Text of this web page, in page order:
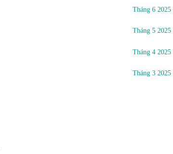
Tháng 6 2025
Tháng 5 2025
Tháng 4 2025
Tháng 3 2025